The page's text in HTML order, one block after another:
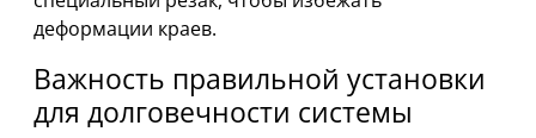
деформации краев.
Важность правильной установки
для долговечности системы